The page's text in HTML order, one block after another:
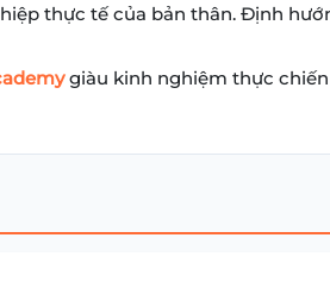
thực tế của bản thân. Định
giàu kinh nghiệm thực